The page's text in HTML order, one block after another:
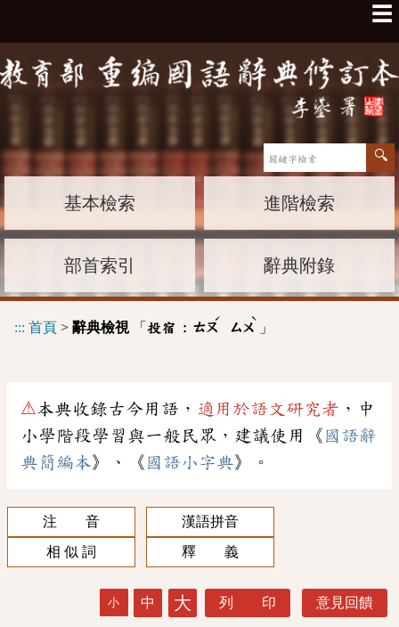
☰
基本檢索 進階檢索
部首索引 辭典附錄
::: 首頁 > 辭典檢視「 投宿 : ㄊㄡ
ˊ
ㄙㄨ
ˋ
」
⚠本典收錄古今用語， 適用於語文研究者 ，中
小學階段學習與一般民眾，建議使用《 國語辭
典簡編本》、《 國語小字典》。
注 音
漢語拼音
相 似 詞
釋 義
小 中 大 列 印 意見回饋